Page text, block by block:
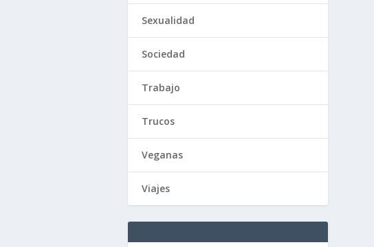
Sexualidad
Sociedad
Trabajo
Trucos
Veganas
Viajes